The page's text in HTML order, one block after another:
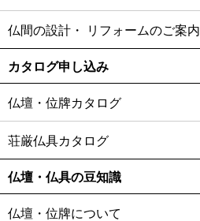
仏間の設計・ リフォームのご案内
カタログ申し込み
仏壇・位牌カタログ
荘厳仏具カタログ
仏壇・仏具の豆知識
仏壇・位牌について